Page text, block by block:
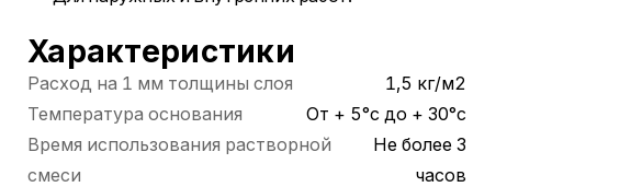
Характеристики
Расход на 1 мм толщины слоя
1,5 кг/м2
Температура основания
От + 5°с до + 30°с
Время использования растворной
смеси
Не более 3
часов